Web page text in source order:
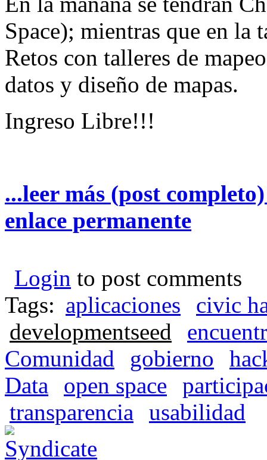
Space); mientras que en la
Retos con talleres de
datos y diseño de mapas.
Ingreso Libre!!!
...leer más (post
enlace permanente
Login to post comments
Tags: aplicaciones
civic
developmentseed
Comunidad
gobierno
Data
open space
transparencia
usabilidad